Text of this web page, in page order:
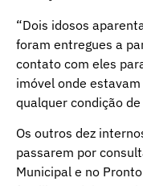
“Dois idosos
foram entregues a
contato com eles
imóvel onde
qualquer condição
Os outros dez
passarem por
Municipal e no